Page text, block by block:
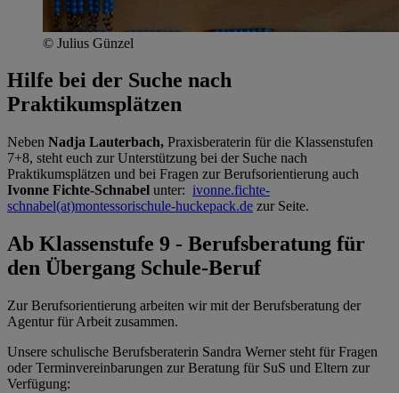
© Julius Günzel
Hilfe bei der Suche nach
Praktikumsplätzen
Neben Nadja Lauterbach, Praxisberaterin für die Klassenstufen
7+8, steht euch zur Unterstützung bei der Suche nach
Praktikumsplätzen und bei Fragen zur Berufsorientierung auch
Ivonne Fichte-Schnabel unter: ivonne.fichte-
schnabel(at)montessorischule-huckepack.de zur Seite.
Ab Klassenstufe 9 - Berufsberatung für
den Übergang Schule-Beruf
Zur Berufsorientierung arbeiten wir mit der Berufsberatung der
Agentur für Arbeit zusammen.
Unsere schulische Berufsberaterin Sandra Werner steht für Fragen
oder Terminvereinbarungen zur Beratung für SuS und Eltern zur
Verfügung: